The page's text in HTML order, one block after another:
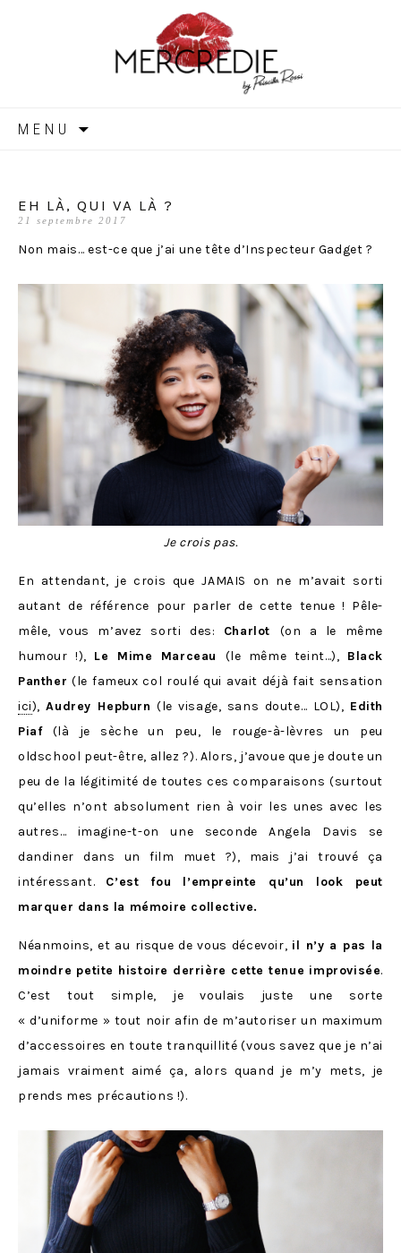
MERCREDIE
MENU
EH LÀ, QUI VA LÀ ?
21 septembre 2017
Non mais… est-ce que j’ai une tête d’Inspecteur Gadget ?
Je crois pas.
En attendant, je crois que JAMAIS on ne m’avait sorti
autant de référence pour parler de cette tenue ! Pêle-
mêle, vous m’avez sorti des: Charlot (on a le même
humour !), Le Mime Marceau (le même teint…), Black
Panther (le fameux col roulé qui avait déjà fait sensation
ici),Audrey Hepburn (le visage, sans doute… LOL), Edith
Piaf(là je sèche un peu, le rouge-à-lèvres un peu
oldschool peut-être, allez ?). Alors, j’avoue que je doute un
peu de la légitimité de toutes ces comparaisons (surtout
qu’elles n’ont absolument rien à voir les unes avec les
autres… imagine-t-on une seconde Angela Davis se
dandiner dans un film muet ?), mais j’ai trouvé ça
intéressant. C’est fou l’empreinte qu’un look peut
marquer dans la mémoire collective.
Néanmoins, et au risque de vous décevoir, il n’y a pas la
moindre petite histoire derrière cette tenue improvisée.
C’est tout simple, je voulais juste une sorte
« d’uniforme » tout noir afin de m’autoriser un maximum
d’accessoires en toute tranquillité (vous savez que je n’ai
jamais vraiment aimé ça, alors quand je m’y mets, je
prends mes précautions !).